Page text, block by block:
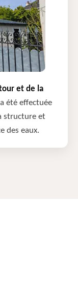
et de la
été effectuée
structure et
des eaux.